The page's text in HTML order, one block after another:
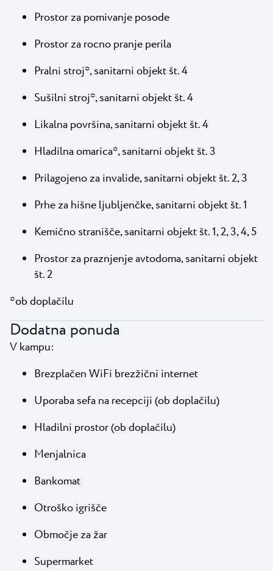
Prostor za pomivanje posode
Prostor za rocno pranje perila
Pralni stroj*, sanitarni objekt št. 4
Sušilni stroj*, sanitarni objekt št. 4
Likalna površina, sanitarni objekt št. 4
Hladilna omarica*, sanitarni objekt št. 3
Prilagojeno za invalide, sanitarni objekt št. 2, 3
Prhe za hišne ljubljenčke, sanitarni objekt št. 1
Kemično stranišče, sanitarni objekt št. 1, 2, 3, 4, 5
Prostor za praznjenje avtodoma, sanitarni objekt
št. 2
*ob doplačilu
Dodatna ponuda
V kampu:
Brezplačen WiFi brezžični internet
Uporaba sefa na recepciji (ob doplačilu)
Hladilni prostor (ob doplačilu)
Menjalnica
Bankomat
Otroško igrišče
Območje za žar
Supermarket